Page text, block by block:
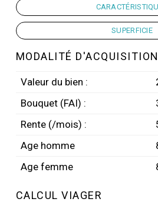
SUPERFICIE
MODALITÉ D'ACQUISITION
Valeur du bien :
Bouquet (FAI) :
Rente (/mois) :
Age homme
Age femme
CALCUL VIAGER